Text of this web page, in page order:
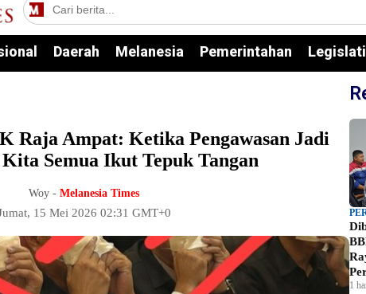
Daerah Melanesia Pemerintahan
Raja Ampat: Ketika Pengawasan Jadi
Semua Ikut Tepuk Tangan
Woy -Melanesia Times
15 Mei 2026 02:31 GMT+0
1